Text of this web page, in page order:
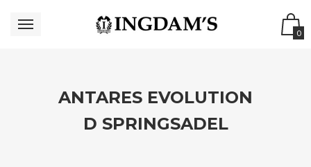
0
ANTARES EVOLUTION
D SPRINGSADEL